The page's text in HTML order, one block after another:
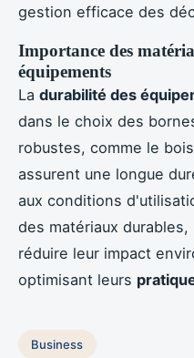
gestion efficace des
Importance des
équipements
La durabilité des
dans le choix des
robustes, comme le
assurent une longue
aux conditions
des matériaux
réduire leur impact
optimisant leurs
Business